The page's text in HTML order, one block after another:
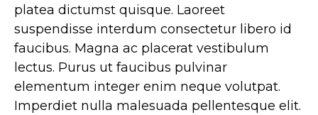
platea dictumst quisque. Laoreet
suspendisse interdum consectetur libero id
faucibus. Magna ac placerat vestibulum
lectus. Purus ut faucibus pulvinar
elementum integer enim neque volutpat.
Imperdiet nulla malesuada pellentesque elit.